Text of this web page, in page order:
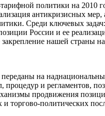
политики на 2010
антикризисных мер,
Среди ключевых
России и ее
нашей страны
на
и регламентов,
продвижения
торгово-политических